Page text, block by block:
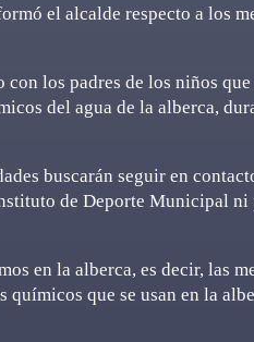
el alcalde respecto a los
los padres de los niños que
del agua de la alberca,
buscarán seguir en
de Deporte Municipal
en la alberca, es decir, las
que se usan en la